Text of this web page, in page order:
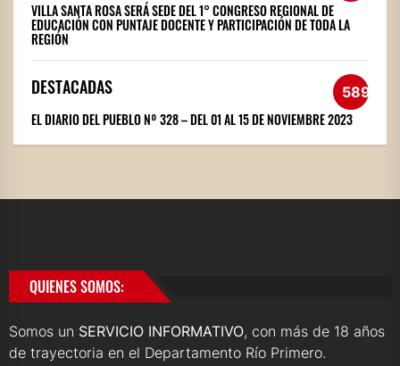
VILLA SANTA ROSA SERÁ SEDE DEL 1° CONGRESO REGIONAL DE
EDUCACIÓN CON PUNTAJE DOCENTE Y PARTICIPACIÓN DE TODA LA
REGIÓN
DESTACADAS 589
EL DIARIO DEL PUEBLO Nº 328 – DEL 01 AL 15 DE NOVIEMBRE 2023
QUIENES SOMOS:
Somos un SERVICIO INFORMATIVO, con más de 18 años
de trayectoria en el Departamento Río Primero.